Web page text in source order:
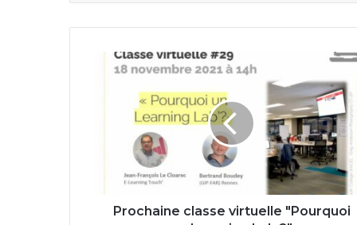
Prochaine
classe
"Pourquoi
Learning
Prochaine classe virtuelle "Pourquoi